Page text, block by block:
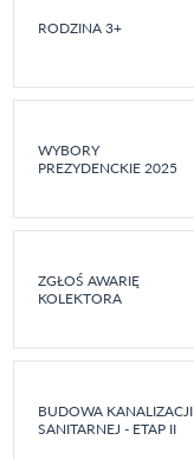
RODZINA 3+
WYBORY
PREZYDENCKIE 2025
ZGŁOŚ AWARIĘ
KOLEKTORA
BUDOWA KANALIZACJI
SANITARNEJ - ETAP II